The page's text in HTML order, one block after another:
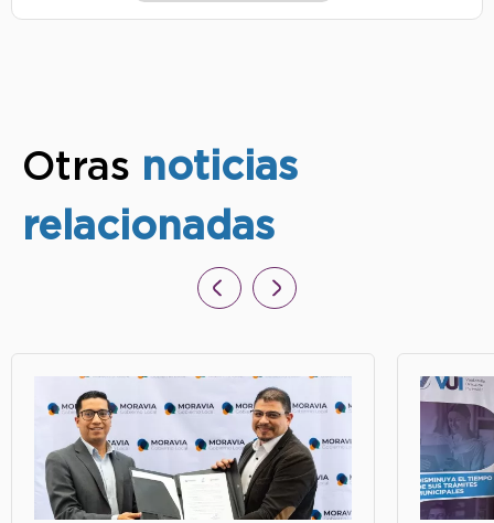
Otras noticias
relacionadas